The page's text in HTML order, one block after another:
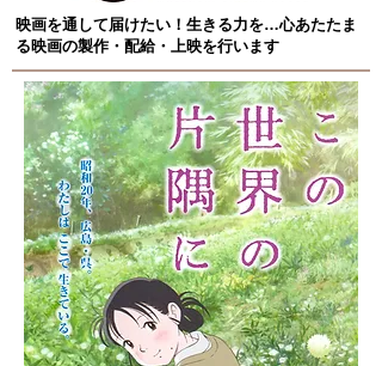
映画を通して届けたい！生きる力を…心あたたま
る映画の製作・配給・上映を行います